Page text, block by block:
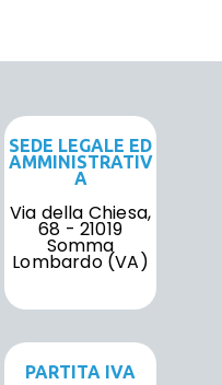
SEDE LEGALE ED
AMMINISTRATIV
A
Via della Chiesa,
68 - 21019
Somma
Lombardo (VA)
PARTITA IVA